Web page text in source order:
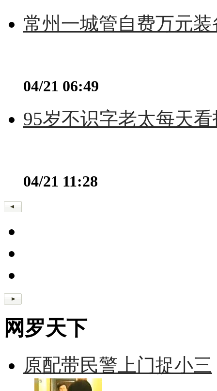
常州一城管自费万元
04/21 06:49
95岁不识字老太每天
04/21 11:28
网罗天下
原配带民警上门捉小三